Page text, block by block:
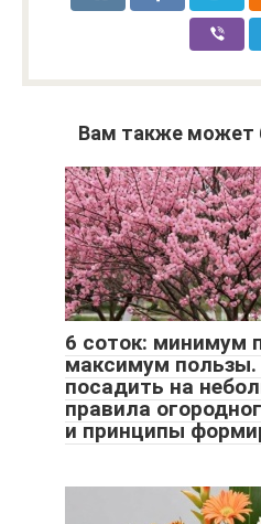
Вам также может
6 соток: минимум
максимум пользы.
посадить на
правила
и принципы